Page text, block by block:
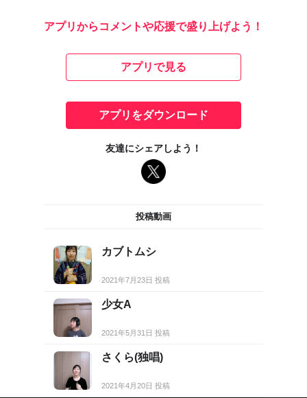
アプリからコメントや応援で盛り上げよう！
アプリで見る
アプリをダウンロード
友達にシェアしよう！
投稿動画
カブトムシ
2021年7月23日 投稿
少女A
2021年5月31日 投稿
さくら(独唱)
2021年4月20日 投稿